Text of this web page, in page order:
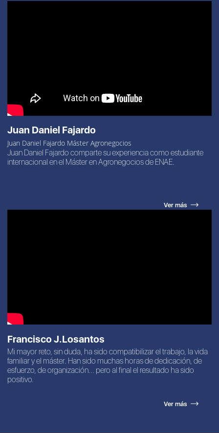
Juan Daniel Fajardo
Juan Daniel Fajardo Máster Agronegocios
Juan Daniel Fajardo comparte su experiencia como estudiante
internacional en el Máster en Agronegocios de ENAE.
Ver más
Francisco J.Losantos
Mi mayor reto, sin duda, ha sido compatibilizar el trabajo, la vida
familiar y el máster. Han sido muchas horas de dedicación, de
esfuerzo, de organización... pero al final el resultado ha sido
positivo.
Ver más